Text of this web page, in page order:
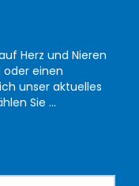
Herz und Nieren
oder einen
unser aktuelles
Sie ...